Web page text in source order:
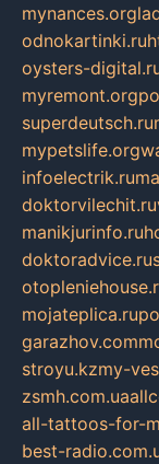
mynances.org
odnokartinki.ru
oysters-
myremont.org
superdeutsch.ru
mypetslife.org
infoelectrik.ru
doktorvilechit.ru
manikjurinfo.ru
doktoradvice.ru
mojateplica.ru
garazhov.com
stroyu.kzmy-
zsmh.com.ua
all-tattoos-for-
best-